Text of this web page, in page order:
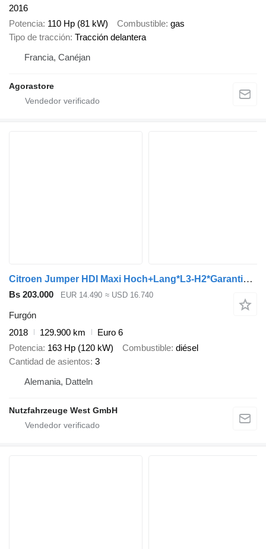
2016
Potencia 110 Hp (81 kW) Combustible gas
Tipo de tracción Tracción delantera
Francia, Canéjan
Agorastore
Citroen Jumper HDI Maxi Hoch+Lang*L3-H2*Garantie*163Ps
Bs 203.000 EUR 14.490 ≈ USD 16.740
Furgón
2018
129.900 km
Euro 6
Potencia 163 Hp (120 kW) Combustible diésel
Cantidad de asientos 3
Alemania, Datteln
Nutzfahrzeuge West GmbH